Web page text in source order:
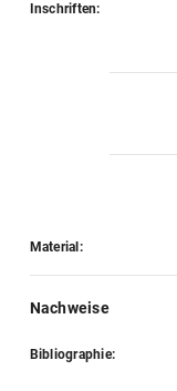
Inschriften:
Material:
Nachweise
Bibliographie: